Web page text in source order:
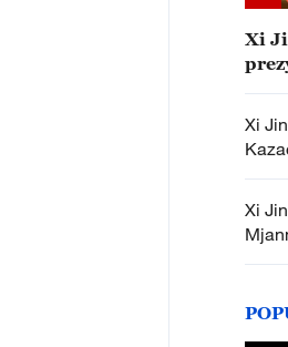
Xi
Xi
Xi